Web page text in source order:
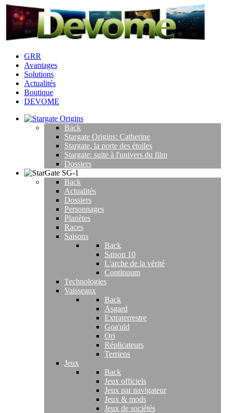
GRR
Avantages
Solutions
Actualités
Boutique
DEVOME
Back
Stargate Origins: Catherine
Stargate, la porte des étoiles
Stargate: suite à l'univers du film
Dossiers
Back
Actualités
Dossiers
Personnages
Planètes
Races
Saisons
Back
Saison 10
L'arche de la vérité
Continuum
Technologies
Vaisseaux
Back
Asgard
Extraterrestre
Goa'uld
Ori
Réplicateurs
Terriens
Jeux
Back
Jeux officiels
Jeux par navigateur
Jeux & mods
Jeux de sociétés